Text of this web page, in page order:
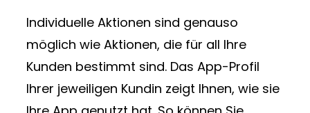
Individuelle Aktionen sind genauso
möglich wie Aktionen, die für all Ihre
Kunden bestimmt sind. Das App-Profil
Ihrer jeweiligen Kundin zeigt Ihnen, wie sie